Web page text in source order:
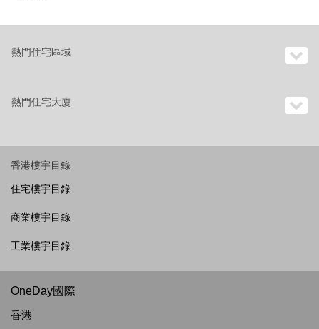
熱門住宅區域
熱門住宅大廈
香港樓宇目錄
住宅樓宇目錄
商業樓宇目錄
工業樓宇目錄
OneDay國際
香港